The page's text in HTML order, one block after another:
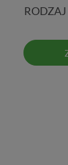
RODZAJ